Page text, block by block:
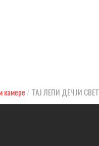
СЕ БЛИЖИ ВЕК
СЛАТКИШИ НЕОДОЉИВИ
камере ТАЈ ЛЕПИ ДЕЧЈИ СВЕТ